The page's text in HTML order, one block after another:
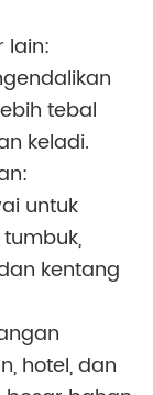
lain:
tebal
keladi.
untuk
kentang
hotel, dan